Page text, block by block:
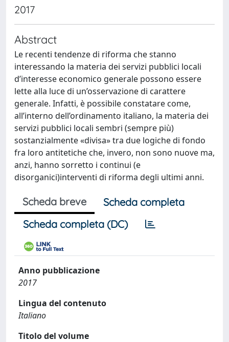
2017
Abstract
Le recenti tendenze di riforma che stanno
interessando la materia dei servizi pubblici locali
d’interesse economico generale possono essere
lette alla luce di un’osservazione di carattere
generale. Infatti, è possibile constatare come,
all’interno dell’ordinamento italiano, la materia dei
servizi pubblici locali sembri (sempre più)
sostanzialmente «divisa» tra due logiche di fondo
fra loro antitetiche che, invero, non sono nuove ma,
anzi, hanno sorretto i continui (e
disorganici)interventi di riforma degli ultimi anni.
Scheda breve
Scheda completa
Scheda completa (DC)
Anno pubblicazione
2017
Lingua del contenuto
Italiano
Titolo del volume